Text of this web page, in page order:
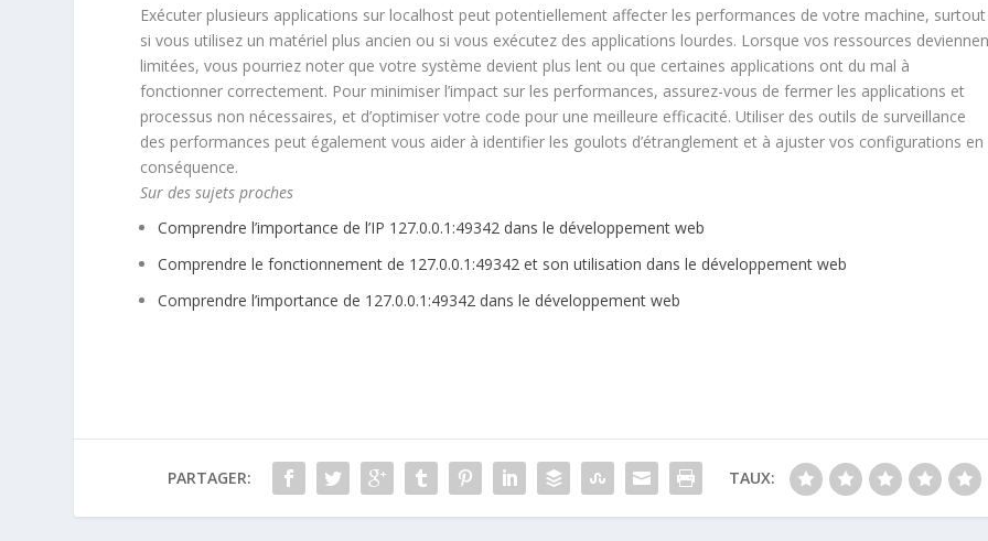
Exécuter plusieurs applications sur localhost peut potentiellement affecter les performances de votre machine, surtout
si vous utilisez un matériel plus ancien ou si vous exécutez des applications lourdes. Lorsque vos ressources
limitées, vous pourriez noter que votre système devient plus lent ou que certaines applications ont du mal à
fonctionner correctement. Pour minimiser l’impact sur les performances, assurez-vous de fermer les applications et
processus non nécessaires, et d’optimiser votre code pour une meilleure efficacité. Utiliser des outils de surveillance
des performances peut également vous aider à identifier les goulots d’étranglement et à ajuster vos configurations en
conséquence.
Sur des sujets proches
Comprendre l’importance de l’IP 127.0.0.1:49342 dans le développement web
Comprendre le fonctionnement de 127.0.0.1:49342 et son utilisation dans le développement web
Comprendre l’importance de 127.0.0.1:49342 dans le développement web
PARTAGER: TAUX: